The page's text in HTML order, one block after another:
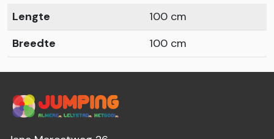
Lengte
100 cm
Breedte
100 cm